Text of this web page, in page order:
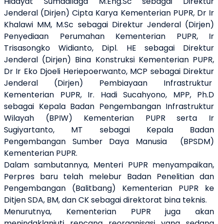
Jenderal (Dirjen) Cipta Karya Kementerian PUPR, Dr Ir
Khalawi MM, M.Sc sebagai Direktur Jenderal (Dirjen)
Penyediaan Perumahan Kementerian PUPR, Ir
Trisasongko Widianto, Dipl. HE sebagai Direktur
Jenderal (Dirjen) Bina Konstruksi Kementerian PUPR,
Dr Ir Eko Djoeli Heriepoerwanto, MCP sebagai Direktur
Jenderal (Dirjen) Pembiayaan Infrastruktur
Kementerian PUPR, Ir. Hadi Sucahyono, MPP, Ph.D
sebagai Kepala Badan Pengembangan Infrastruktur
Wilayah (BPIW) Kementerian PUPR serta Ir
Sugiyartanto, MT sebagai Kepala Badan
Pengembangan Sumber Daya Manusia
(BPSDM)
Kementerian PUPR.
Dalam sambutannya, Menteri PUPR menyampaikan,
Perpres baru telah melebur Badan Penelitian dan
Pengembangan (Balitbang) Kementerian PUPR ke
Ditjen SDA, BM,danCKsebagai direktorat bina teknis.
Menurutnya, Kementerian PUPR juga akan